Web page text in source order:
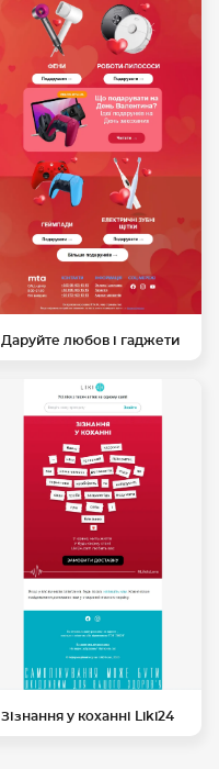
Даруйте любов і гаджети
Зізнання у коханні Liki24